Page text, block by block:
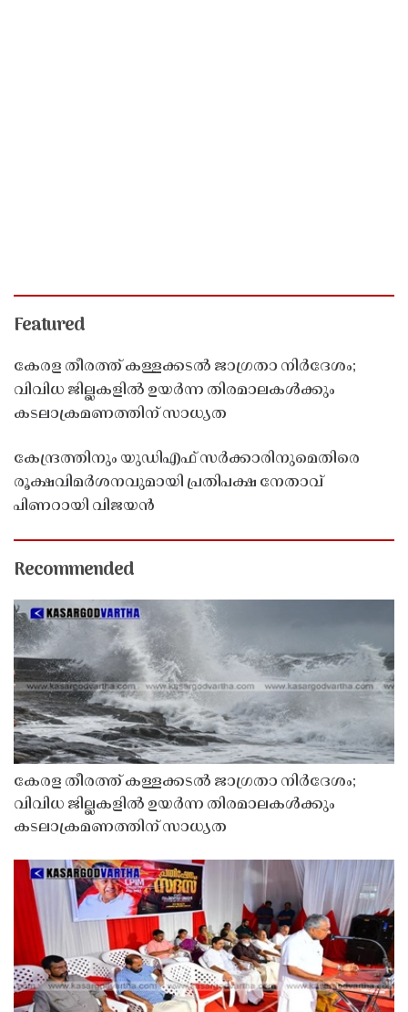
Featured
കേരള തീരത്ത് കള്ളക്കടൽ ജാഗ്രതാ നിർദേശം;
വിവിധ ജില്ലകളിൽ ഉയർന്ന തിരമാലകൾക്കും
കടലാക്രമണത്തിന് സാധ്യത
കേന്ദ്രത്തിനും യുഡിഎഫ് സർക്കാരിനുമെതിരെ
രൂക്ഷവിമർശനവുമായി പ്രതിപക്ഷ നേതാവ്
പിണറായി വിജയൻ
Recommended
കേരള തീരത്ത് കള്ളക്കടൽ ജാഗ്രതാ നിർദേശം;
വിവിധ ജില്ലകളിൽ ഉയർന്ന തിരമാലകൾക്കും
കടലാക്രമണത്തിന് സാധ്യത